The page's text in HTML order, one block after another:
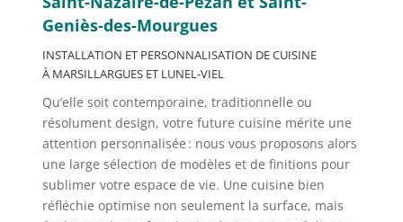
Geniès-des-Mourgues
INSTALLATION ET PERSONNALISATION DECUISINE
À MARSILLARGUES ET LUNEL-VIEL
Qu’elle soit contemporaine, traditionnelle ou
résolument design, votre future cuisine mérite une
attention personnalisée : nous vous proposons alors
une large sélection de modèles et de finitions pour
sublimer votre espace de vie. Une cuisine bien
réfléchie optimise non seulement la surface, mais